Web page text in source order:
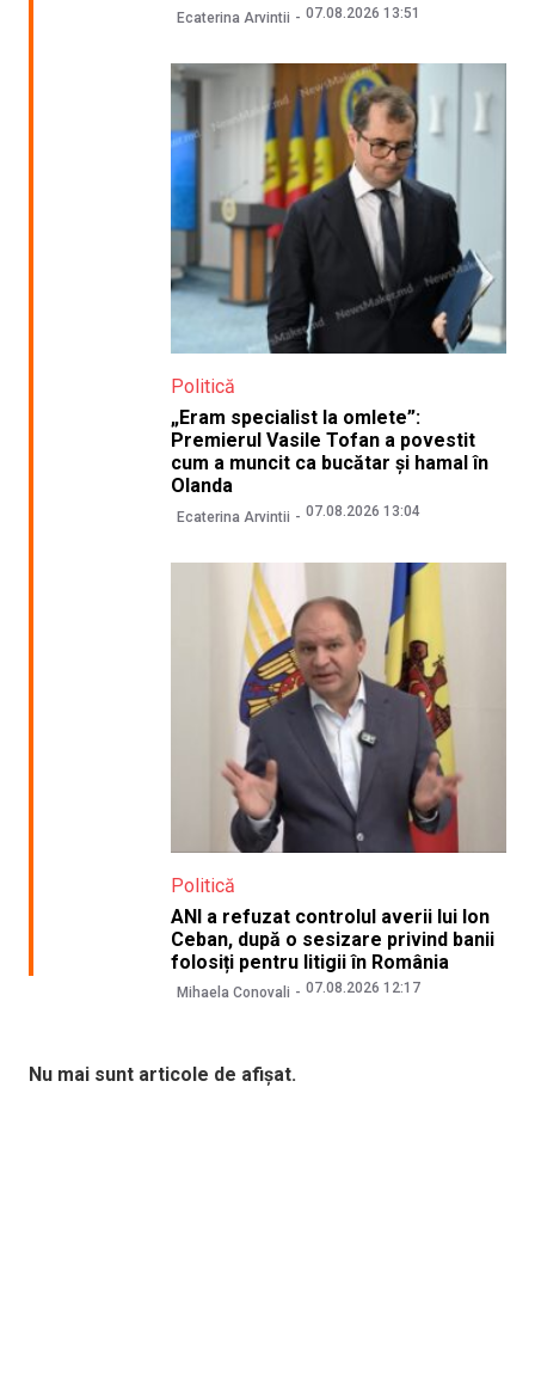
Ecaterina Arvintii 07.08.2026 13:51
Politică
„Eram specialist la omlete”:
Premierul Vasile Tofan a povestit
cum a muncit ca bucătar și hamal în
Olanda
Ecaterina Arvintii 07.08.2026 13:04
Politică
ANI a refuzat controlul averii lui Ion
Ceban, după o sesizare privind banii
folosiți pentru litigii în România
Mihaela Conovali 07.08.2026 12:17
Nu mai sunt articole de afișat.